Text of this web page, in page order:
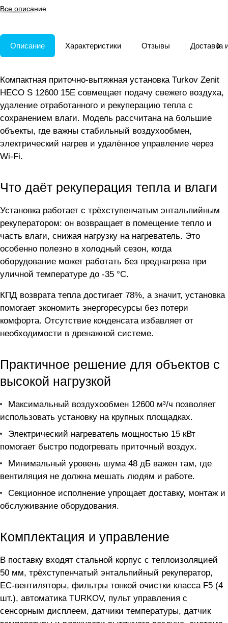
отелей, кафе и ресторанов без
дренажа.
Все описание
Описание Характеристики Отзывы Доставка
Компактная приточно-вытяжная установка Turkov Zenit
HECO S 12600 15E совмещает подачу свежего воздуха,
удаление отработанного и рекуперацию тепла с
сохранением влаги. Модель рассчитана на большие
объекты, где важны стабильный воздухообмен,
электрический нагрев и удалённое управление через
Wi-Fi.
Что даёт рекуперация тепла и влаги
Установка работает с трёхступенчатым энтальпийным
рекуператором: он возвращает в помещение тепло и
часть влаги, снижая нагрузку на нагреватель. Это
особенно полезно в холодный сезон, когда
оборудование может работать без преднагрева при
уличной температуре до -35 °C.
КПД возврата тепла достигает 78%, а значит, установка
помогает экономить энергоресурсы без потери
комфорта. Отсутствие конденсата избавляет от
необходимости в дренажной системе.
Практичное решение для объектов с
высокой нагрузкой
Максимальный воздухообмен 12600 м³/ч позволяет
использовать установку на крупных площадках.
Электрический нагреватель мощностью 15 кВт
помогает быстро подогревать приточный воздух.
Минимальный уровень шума 48 дБ важен там, где
вентиляция не должна мешать людям и работе.
Секционное исполнение упрощает доставку, монтаж и
обслуживание оборудования.
Комплектация и управление
В поставку входят стальной корпус с теплоизоляцией
50 мм, трёхступенчатый энтальпийный рекуператор,
ЕС-вентиляторы, фильтры тонкой очистки класса F5 (4
шт.), автоматика TURKOV, пульт управления с
сенсорным дисплеем, датчики температуры, датчик